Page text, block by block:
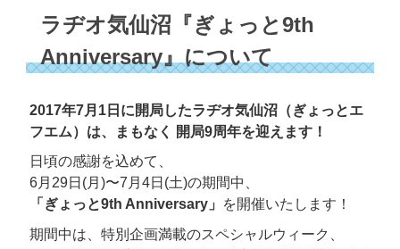
ラヂオ気仙沼『ぎょっと9th
Anniversary』について
2017年7月1日に開局したラヂオ気仙沼（ぎょっとエ
フエム）は、
まもなく 開局9周年を迎えます！
日頃の感謝を込めて、
6月29日(月)〜7月4日(土)の期間中、
「ぎょっと9th Anniversary」
を開催いたします！
期間中は、特別企画満載のスペシャルウィーク、